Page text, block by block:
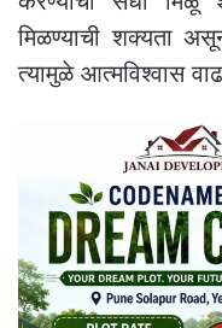
मिळण्याची शक्यता
त्यामुळे आत्मविश्वास